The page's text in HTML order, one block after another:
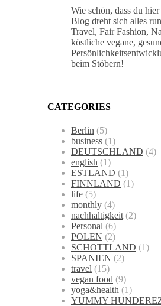
Wie schön, dass du
Blog dreht sich alles
Travel, Fair Fashion,
köstliche vegane,
beim Stöbern!
CATEGORIES
Berlin (5)
business (1)
DEUTSCHLAND (4)
english (1)
ESTLAND (1)
FINNLAND (1)
life (5)
monthly (4)
nachhaltigkeit (2)
Personal (6)
POLEN (2)
SCHOTTLAND (1)
SPANIEN (2)
travel (15)
vegan food (9)
yoga&health (1)
YUMMY